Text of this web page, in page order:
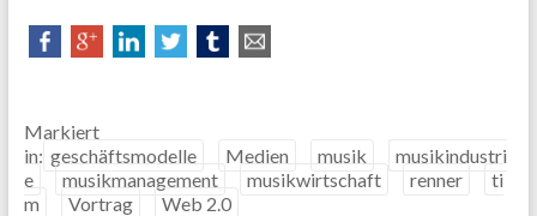
Markiert
in: geschäftsmodelle Medien musik
musikindustri
e
musikmanagement musikwirtschaft renner
ti
m
Vortrag Web 2.0